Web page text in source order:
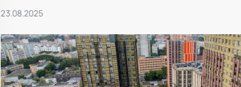
23.08.2025